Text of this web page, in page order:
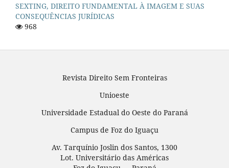
SEXTING, DIREITO FUNDAMENTAL À IMAGEM E SUAS
CONSEQUÊNCIAS JURÍDICAS
968
Revista Direito Sem Fronteiras
Unioeste
Universidade Estadual do Oeste do Paraná
Campus de Foz do Iguaçu
Av. Tarquínio Joslin dos Santos, 1300
Lot. Universitário das Américas